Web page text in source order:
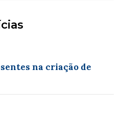
na criação de